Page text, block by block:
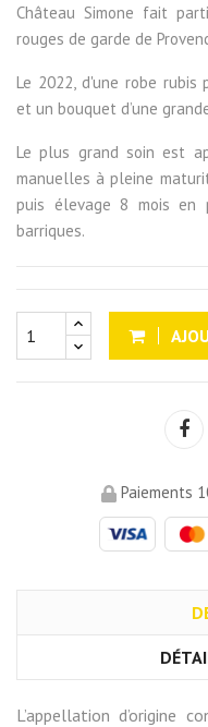
Château Simone fait
rouges de garde de
Le 2022, d'une robe
et un bouquet d’une
Le plus grand soin est
manuelles à pleine
puis élevage 8 mois en
barriques.
Paiements
L’appellation d’origine